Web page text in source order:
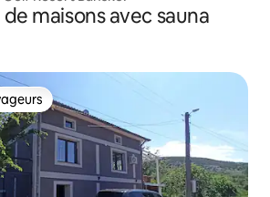
maisons avec sauna